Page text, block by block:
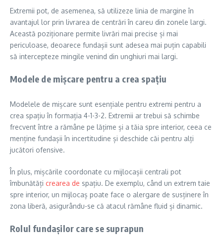
Extremii pot, de asemenea, să utilizeze linia de margine în
avantajul lor prin livrarea de centrări în careu din zonele largi.
Această poziționare permite livrări mai precise și mai
periculoase, deoarece fundașii sunt adesea mai puțin capabili
să intercepteze mingile venind din unghiuri mai largi.
Modele de mișcare pentru a crea spațiu
Modelele de mișcare sunt esențiale pentru extremi pentru a
crea spațiu în formația 4-1-3-2. Extremii ar trebui să schimbe
frecvent între a rămâne pe lățime și a tăia spre interior, ceea ce
menține fundașii în incertitudine și deschide căi pentru alți
jucători ofensive.
În plus, mișcările coordonate cu mijlocașii centrali pot
îmbunătăți crearea de spațiu. De exemplu, când un extrem taie
spre interior, un mijlocaș poate face o alergare de susținere în
zona liberă, asigurându-se că atacul rămâne fluid și dinamic.
Rolul fundașilor care se suprapun